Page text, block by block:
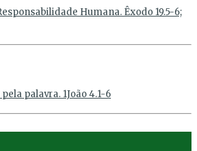
Humana. Êxodo 19.5-6;
palavra. 1João 4.1-6